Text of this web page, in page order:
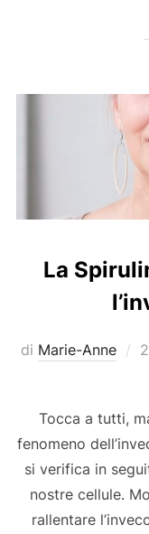
La
di Marie-Anne
Tocca a tutti,
fenomeno
si verifica in
nostre cellule.
rallentare